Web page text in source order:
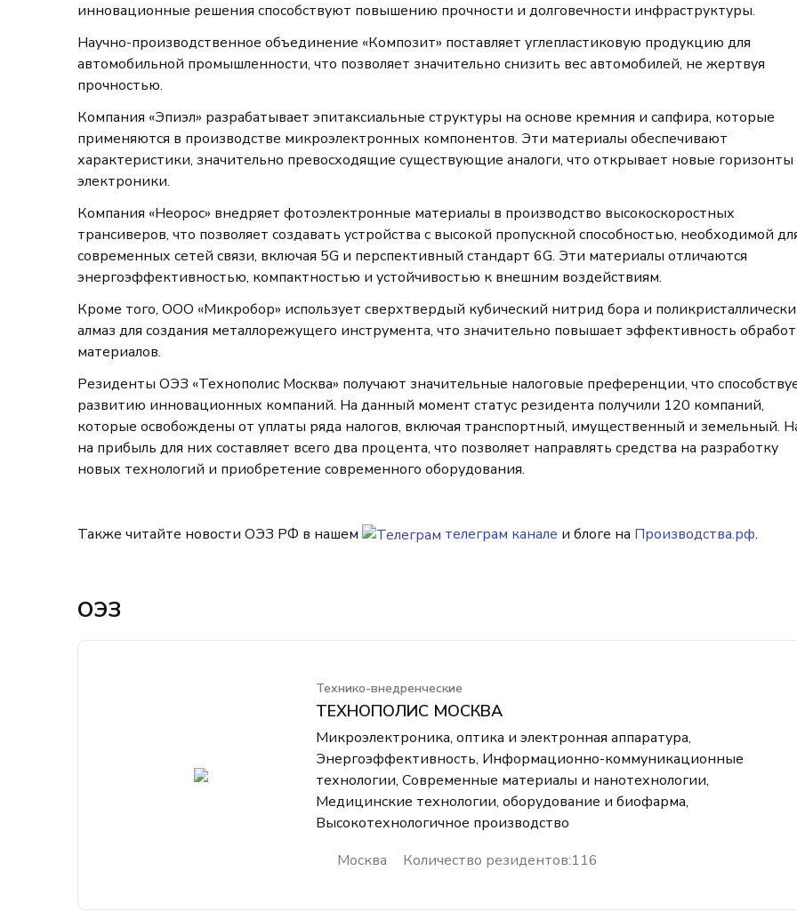
инновационные решения способствуют повышению прочности и долговечности инфраструктуры.
Научно-производственное объединение «Композит» поставляет углепластиковую продукцию для
автомобильной промышленности, что позволяет значительно снизить вес автомобилей, не жертвуя
прочностью.
Компания «Эпиэл» разрабатывает эпитаксиальные структуры на основе кремния и сапфира, которые
применяются в производстве микроэлектронных компонентов. Эти материалы обеспечивают
характеристики, значительно превосходящие существующие аналоги, что открывает новые горизонты
электроники.
Компания «Неорос» внедряет фотоэлектронные материалы в производство высокоскоростных
трансиверов, что позволяет создавать устройства с высокой пропускной способностью, необходимой
современных сетей связи, включая 5G и перспективный стандарт 6G. Эти материалы отличаются
энергоэффективностью, компактностью и устойчивостью к внешним воздействиям.
Кроме того, ООО «Микробор» использует сверхтвердый кубический нитрид бора и
алмаз для создания металлорежущего инструмента, что значительно повышает эффективность
материалов.
Резиденты ОЭЗ «Технополис Москва» получают значительные налоговые преференции, что
развитию инновационных компаний. На данный момент статус резидента получили 120 компаний,
которые освобождены от уплаты ряда налогов, включая транспортный, имущественный и земельный.
на прибыль для них составляет всего два процента, что позволяет направлять средства на разработку
новых технологий и приобретение современного оборудования.
Также читайте новости ОЭЗ РФ в нашем телеграм канале и блоге на Производства.рф.
ОЭЗ
Технико-внедренческие
ТЕХНОПОЛИС МОСКВА
Микроэлектроника, оптика и электронная аппаратура,
Энергоэффективность, Информационно-коммуникационные
технологии, Современные материалы и нанотехнологии,
Медицинские технологии, оборудование и биофарма,
Высокотехнологичное производство
Москва
Количество резидентов:116